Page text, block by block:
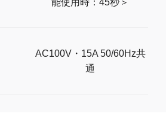
AC100V・15A 50/60Hz共
通